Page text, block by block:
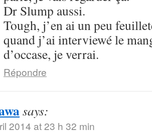
Dr Slump aussi.
Tough, j’en ai un peu
quand j’ai interviewé le
d’occase, je verrai.
Répondre
says:
2014 at 23 h 32 min